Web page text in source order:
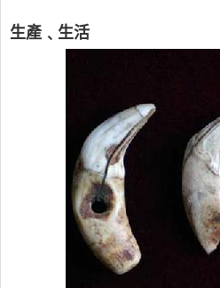
生產﹑生活